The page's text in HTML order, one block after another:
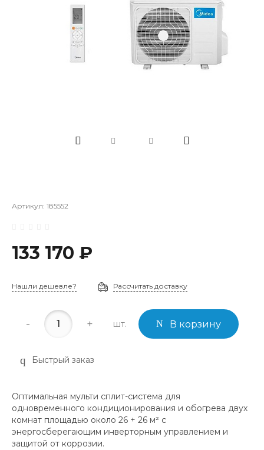
Артикул: 185552
133 170 ₽
Нашли дешевле? Рассчитать доставку
- + шт. В корзину
Быстрый заказ
Оптимальная мульти сплит-система для
одновременного кондиционирования и обогрева двух
комнат площадью около 26 + 26 м² с
энергосберегающим инверторным управлением и
защитой от коррозии.